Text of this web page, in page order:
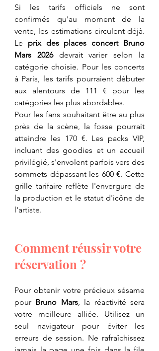
Si les tarifs officiels ne sont
confirmés qu'au moment de la
vente, les estimations circulent déjà.
Le prix des places concert Bruno
Mars 2026 devrait varier selon la
catégorie choisie. Pour les concerts
à Paris, les tarifs pourraient débuter
aux alentours de 111 € pour les
catégories les plus abordables.
​Pour les fans souhaitant être au plus
près de la scène, la fosse pourrait
atteindre les 170 €. Les packs VIP,
incluant des goodies et un accueil
privilégié, s'envolent parfois vers des
sommets dépassant les 600 €. Cette
grille tarifaire reflète l'envergure de
la production et le statut d'icône de
l'artiste.
​Comment réussir votre
réservation ?
Pour obtenir votre précieux sésame
pour Bruno Mars, la réactivité sera
votre meilleure alliée. Utilisez un
seul navigateur pour éviter les
erreurs de session. Ne rafraîchissez